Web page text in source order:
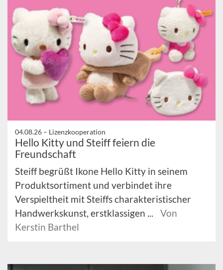
04.08.26 – Lizenzkooperation
Hello Kitty und Steiff feiern die
Freundschaft
Steiff begrüßt Ikone Hello Kitty in seinem
Produktsortiment und verbindet ihre
Verspieltheit mit Steiffs charakteristischer
Handwerkskunst, erstklassigen ...
Von
Kerstin Barthel